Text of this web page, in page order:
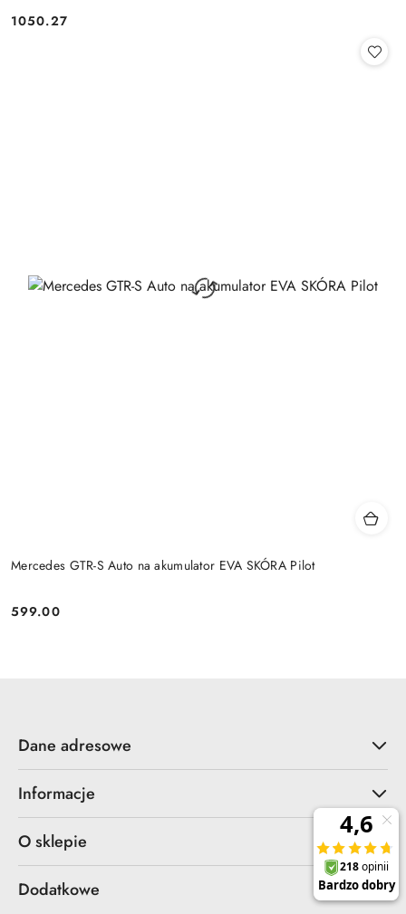
Cena:
1050.27
Mercedes GTR-S Auto na akumulator EVA SKÓRA Pilot
Cena:
599.00
Dane adresowe
Informacje
O sklepie
Dodatkowe